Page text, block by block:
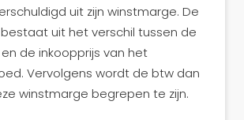
uit zijn winstmarge. De
uit het verschil tussen de
de inkoopprijs van het
Vervolgens wordt de btw dan
winstmarge begrepen te zijn.